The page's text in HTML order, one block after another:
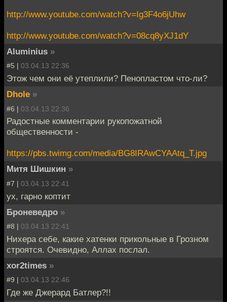
http://www.youtube.com/watch?v=Ig3F4o6jUhw
http://www.youtube.com/watch?v=08cq8yXJ1dY
Aluminius »
#5 | 03.04.13 22:36
Этож чем они её утеплили? Пенопластом что-ли?
Dhole »
#6 | 03.04.13 22:36
Радостные комментарии рукопожатной
общественности -
https://pbs.twimg.com/media/BG8IRAwCYAAtq_T.jpg
Митя Шишкин »
#7 | 03.04.13 22:41
ух, гарно коптит
Броневедро »
#8 | 03.04.13 22:41
Нихера себе, какие хатенки прикольные в Грозном
строятся. Очевидно, Аллах послал.
xor2times »
#9 | 03.04.13 22:46
Где же Джерард Батлер?!!